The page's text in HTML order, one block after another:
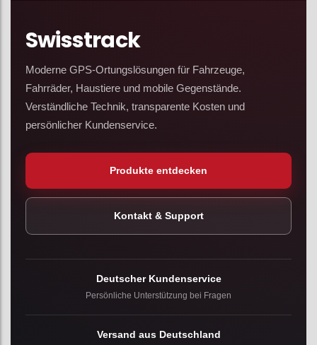
Swisstrack
Moderne GPS-Ortungslösungen für Fahrzeuge,
Fahrräder, Haustiere und mobile Gegenstände.
Verständliche Technik, transparente Kosten und
persönlicher Kundenservice.
Produkte entdecken
Kontakt & Support
Deutscher Kundenservice
Persönliche Unterstützung bei Fragen
Versand aus Deutschland